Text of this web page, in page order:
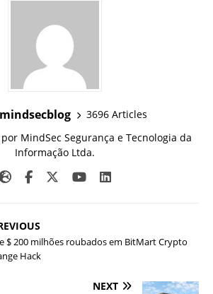
3696 Articles
MindSec Segurança e Tecnologia da
Informação Ltda.
$ 200 milhões roubados em BitMart Crypto
Hack
NEXT